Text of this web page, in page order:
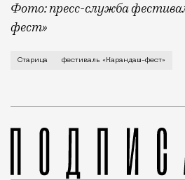
Фото: пресс-служба
фест»
В минувший уикенд
Старица фестиваль «Карандаш-фест»